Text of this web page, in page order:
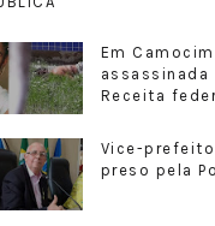
Em
assassinada
Receita
Vice-
preso pela